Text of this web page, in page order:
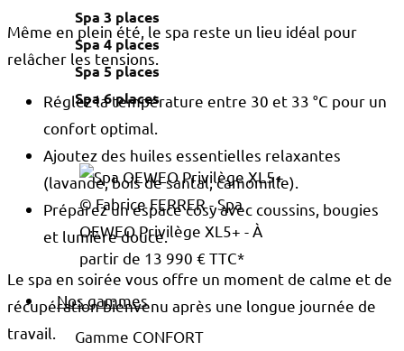
Spa 3 places
Spa 4 places
Spa 5 places
Spa 6 places
© Fabrice FERRER - Spa
OEWEO Privilège XL5+ - À
partir de 13 990 € TTC*
Nos gammes
Gamme CONFORT
Même en plein été, le spa reste un lieu idéal pour
relâcher les tensions.
Réglez la température entre 30 et 33 °C pour un
confort optimal.
Ajoutez des huiles essentielles relaxantes
(lavande, bois de santal, camomille).
Préparez un espace cosy avec coussins, bougies
et lumière douce.
Le spa en soirée vous offre un moment de calme et de
récupération bienvenu après une longue journée de
travail.